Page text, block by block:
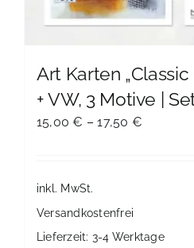
Art Karten „Classic
+ VW, 3 Motive |
15,00€ –17,50 €
inkl. MwSt.
Versandkostenfrei
Lieferzeit: 3-4 Werktage